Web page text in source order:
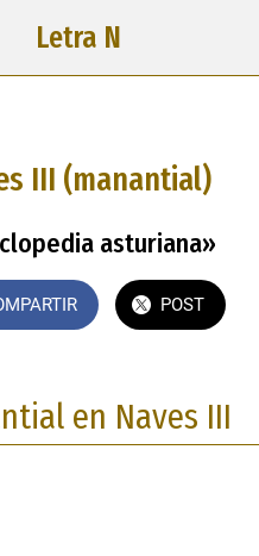
Letra N
III (manantial)
asturiana»
POST
en Naves III